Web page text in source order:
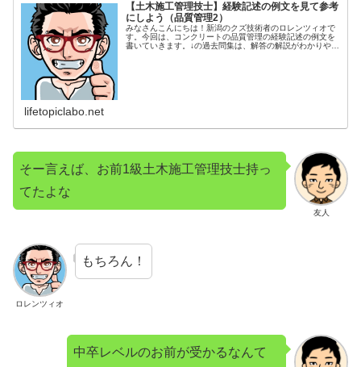
【土木施工管理技士】経験記述の例文を見て参考
にしよう（品質管理2）
みなさんこんにちは！新潟のクズ技術者のロレンツィオで
す。今回は、コンクリートの品質管理の経験記述の例文を
書いていきます。↓の過去問集は、解答の解説がわかりやす
lifetopiclabo.net
友人
そー言えば、お前1級土木施工管理技士持っ
てたよな
ロレンツィオ
もちろん！
中卒レベルのお前が受かるなんて